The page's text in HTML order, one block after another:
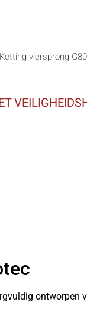
Ketting viersprong
ontworpen